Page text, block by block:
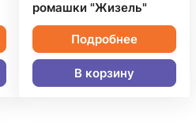
ромашки "Жизель"
Подробнее
В корзину